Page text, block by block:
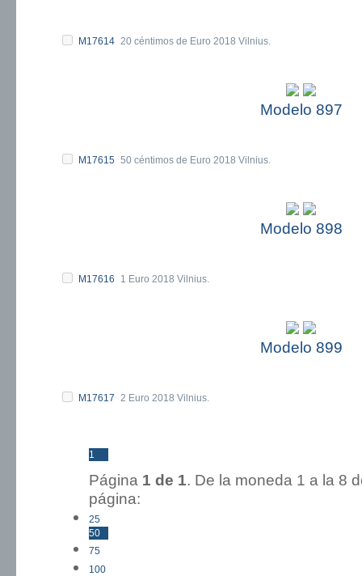
M17614 20 céntimos de Euro 2018 Vilnius.
Modelo 897
M17615 50 céntimos de Euro 2018 Vilnius.
Modelo 898
M17616 1 Euro 2018 Vilnius.
Modelo 899
M17617 2 Euro 2018 Vilnius.
1
Página 1 de 1. De la moneda 1 a
página:
25
50
75
100